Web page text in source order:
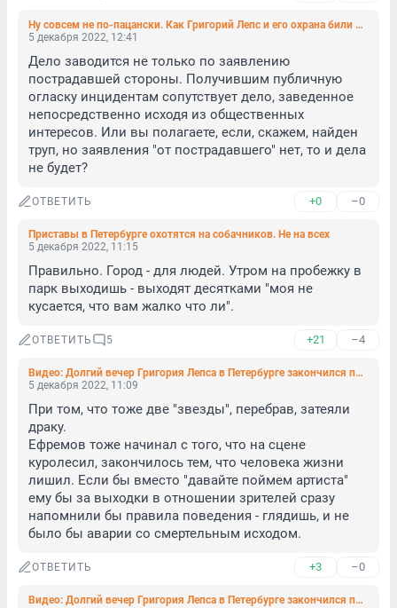
Ну совсем не по-пацански. Как Григорий Лепс и его охрана били петербуржца
5 декабря 2022, 12:41
Дело заводится не только по заявлению
пострадавшей стороны. Получившим публичную
огласку инцидентам сопутствует дело, заведенное
непосредственно исходя из общественных
интересов. Или вы полагаете, если, скажем, найден
труп, но заявления "от пострадавшего" нет, то и дела
не будет?
ОТВЕТИТЬ +0 –0
Приставы в Петербурге охотятся на собачников. Не на всех
5 декабря 2022, 11:15
Правильно. Город - для людей. Утром на пробежку в
парк выходишь - выходят десятками "моя не
кусается, что вам жалко что ли".
ОТВЕТИТЬ 5 +21 –4
Видео: Долгий вечер Григория Лепса в Петербурге закончился побоищем с его участием
5 декабря 2022, 11:09
При том, что тоже две "звезды", перебрав, затеяли
драку.
Ефремов тоже начинал с того, что на сцене
куролесил, закончилось тем, что человека жизни
лишил. Если бы вместо "давайте поймем артиста"
ему бы за выходки в отношении зрителей сразу
напомнили бы правила поведения - глядишь, и не
было бы аварии со смертельным исходом.
ОТВЕТИТЬ +3 –0
Видео: Долгий вечер Григория Лепса в Петербурге закончился побоищем с его участием